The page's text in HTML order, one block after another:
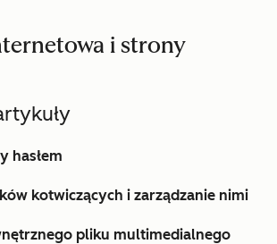
i strony
hasłem
kotwiczących i zarządzanie nimi
pliku multimedialnego